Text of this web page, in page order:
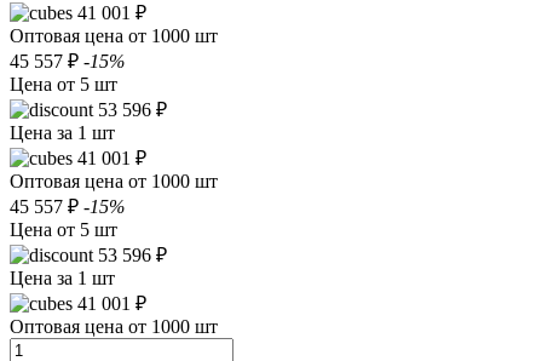
41 001 ₽
Оптовая цена от 1000 шт
45 557 ₽ -15%
Цена от 5 шт
53 596 ₽
Цена за 1 шт
41 001 ₽
Оптовая цена от 1000 шт
45 557 ₽ -15%
Цена от 5 шт
53 596 ₽
Цена за 1 шт
41 001 ₽
Оптовая цена от 1000 шт